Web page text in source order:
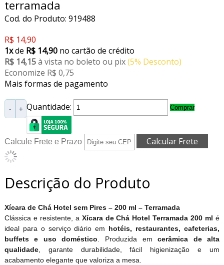
terramada
Cod. do Produto: 919488
R$ 14,90
1xde R$ 14,90 no cartão de crédito
R$ 14,15à vista no boleto ou pix(5% Desconto)
Economize R$ 0,75
Mais formas de pagamento
Quantidade:
- + Comprar
Calcule Frete e Prazo
Descrição do Produto
Xícara de Chá Hotel sem Pires – 200 ml – Terramada
Clássica e resistente, a Xícara de Chá Hotel Terramada 200 ml é
ideal para o serviço diário em hotéis, restaurantes, cafeterias,
buffets e uso doméstico . Produzida emcerâmica de alta
qualidade, garante durabilidade, fácil higienização e um
acabamento elegante que valoriza a mesa.